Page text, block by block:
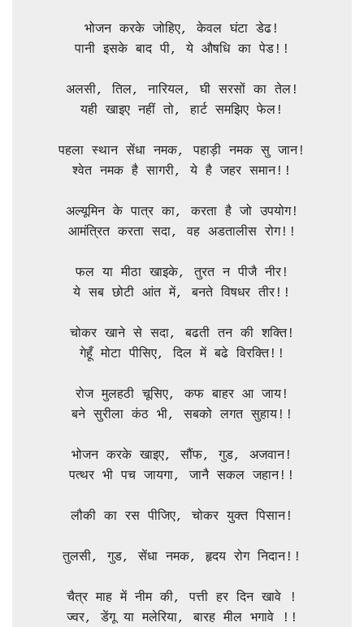
भोजन करके जोहिए, केवल घंटा डेढ!
पानी इसके बाद पी, ये औषधि का पेड!!
अलसी, तिल, नारियल, घी सरसों का तेल!
यही खाइए नहीं तो, हार्ट समझिए फेल!
पहला स्थान सेंधा नमक, पहाड़ी नमक सु जान!
श्वेत नमक है सागरी, ये है जहर समान!!
अल्यूमिन के पात्र का, करता है जो उपयोग!
आमंत्रित करता सदा, वह अडतालीस रोग!!
फल या मीठा खाइके, तुरत न पीजै नीर!
ये सब छोटी आंत में, बनते विषधर तीर!!
चोकर खाने से सदा, बढती तन की शक्ति!
गेहूँ मोटा पीसिए, दिल में बढे विरक्ति!!
रोज मुलहठी चूसिए, कफ बाहर आ जाय!
बने सुरीला कंठ भी, सबको लगत सुहाय!!
भोजन करके खाइए, सौंफ, गुड, अजवान!
पत्थर भी पच जायगा, जानै सकल जहान!!
लौकी का रस पीजिए, चोकर युक्त पिसान!
तुलसी, गुड, सेंधा नमक, हृदय रोग निदान!!
चैत्र माह में नीम की, पत्ती हर दिन खावे !
ज्वर, डेंगू या मलेरिया, बारह मील भगावे !!